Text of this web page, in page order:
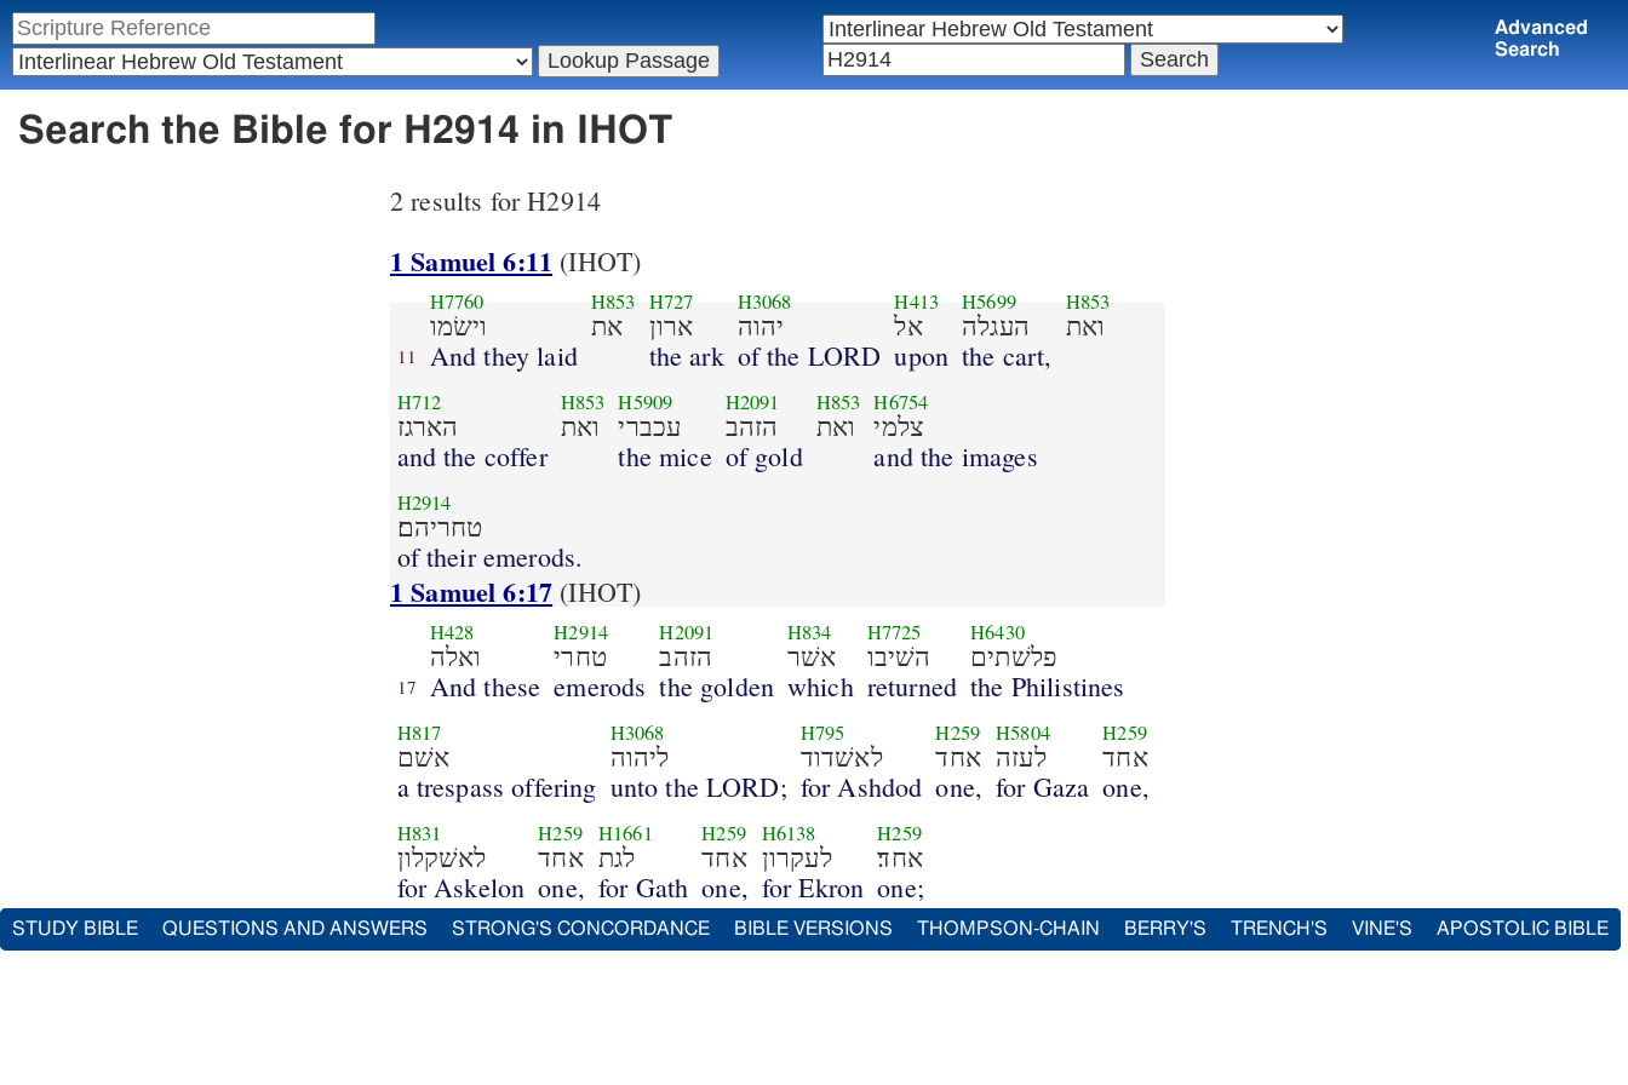
Advanced
Search
Search the Bible for H2914 in IHOT
2 results for H2914
1 Samuel 6:11 (IHOT)
11
H7760
וישׂמו
And they laid
H853
את
H727
ארון
the ark
H3068
יהוה
of the LORD
H413
אל
upon
H5699
העגלה
the cart,
H853
ואת
H712
הארגז
and the coffer
H853
ואת
H5909
עכברי
the mice
H2091
הזהב
of gold
H853
ואת
H6754
צלמי
and the images
H2914
טחריהם׃
of their emerods.
1 Samuel 6:17 (IHOT)
17
H428
ואלה
And these
H2914
טחרי
emerods
H2091
הזהב
the golden
H834
אשׁר
which
H7725
השׁיבו
returned
H6430
פלשׁתים
the Philistines
H817
אשׁם
a trespass offering
H3068
ליהוה
unto the LORD;
H795
לאשׁדוד
for Ashdod
H259
אחד
one,
H5804
לעזה
for Gaza
H259
אחד
one,
H831
לאשׁקלון
for Askelon
H259
אחד
one,
H1661
לגת
for Gath
H259
אחד
one,
H6138
לעקרון
for Ekron
H259
אחד׃
one;
STUDY BIBLE QUESTIONS AND ANSWERS STRONG'S CONCORDANCE BIBLE VERSIONS THOMPSON-CHAIN BERRY'S TRENCH'S VINE'S APOSTOLIC BIBLE